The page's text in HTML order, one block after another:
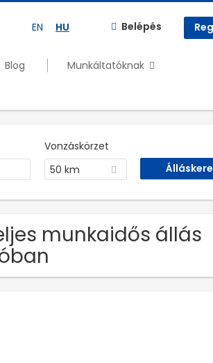
EN HU Belépés
Blog
Munkáltatóknak
Vonzáskörzet
50 km
munkaidős állás